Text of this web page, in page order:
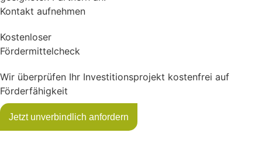
Kontakt aufnehmen
Kostenloser
Fördermittel­check
Wir überprüfen Ihr Investitionsprojekt kostenfrei auf
Förderfähigkeit
Jetzt unverbindlich anfordern